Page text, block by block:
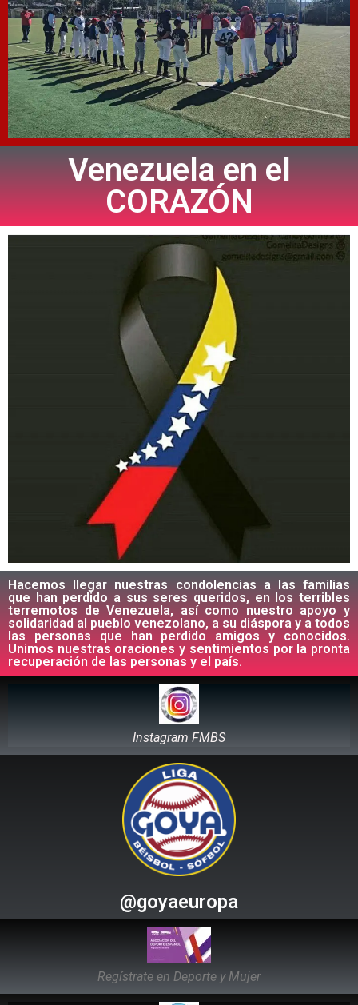
Venezuela en el
CORAZÓN
Hacemos llegar nuestras condolencias a las familias
que han perdido a sus seres queridos, en los terribles
terremotos de Venezuela, así como nuestro apoyo y
solidaridad al pueblo venezolano, a su diáspora y a todos
las personas que han perdido amigos y conocidos.
Unimos nuestras oraciones y sentimientos por la pronta
recuperación de las personas y el país.
Instagram FMBS
@goyaeuropa
Regístrate en Deporte y Mujer